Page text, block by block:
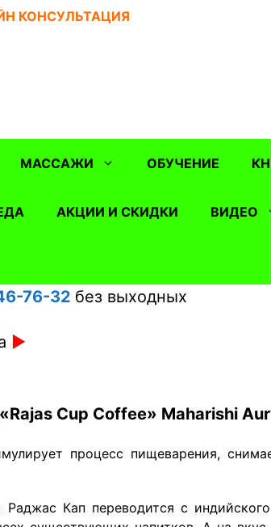
КОНСУЛЬТАЦИЯ
МАССАЖИ ОБУЧЕНИЕ
АКЦИИ И СКИДКИ ВИДЕО
76-32 без выходных
►
«Rajas Cup Coffee» Maharishi
процесс пищеварения,
Кап переводится с